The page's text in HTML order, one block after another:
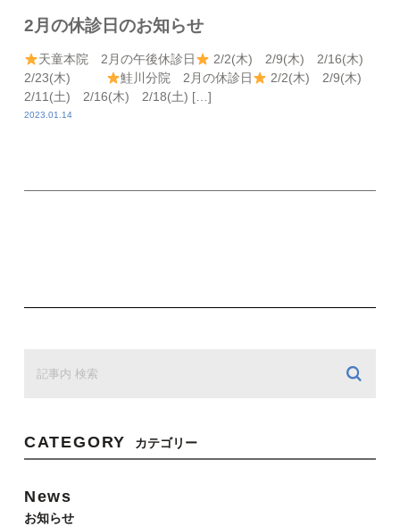
2月の休診日のお知らせ
天童本院 2月の午後休診日
2/2(木) 2/9(木) 2/16(木)
2/23(木)
鮭川分院 2月の休診日
2/2(木) 2/9(木)
2/11(土) 2/16(木) 2/18(土) […]
2023.01.14
CATEGORY カテゴリー
News
お知らせ